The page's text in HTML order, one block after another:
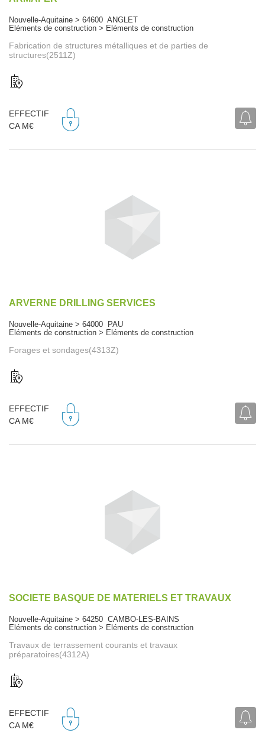
Nouvelle-Aquitaine > 64600 ANGLET
Eléments de construction > Eléments de construction
Fabrication de structures métalliques et de parties de
structures(2511Z)
EFFECTIF
CA M€
ARVERNE DRILLING SERVICES
Nouvelle-Aquitaine > 64000 PAU
Eléments de construction > Eléments de construction
Forages et sondages(4313Z)
EFFECTIF
CA M€
SOCIETE BASQUE DE MATERIELS ET TRAVAUX
Nouvelle-Aquitaine > 64250 CAMBO-LES-BAINS
Eléments de construction > Eléments de construction
Travaux de terrassement courants et travaux
préparatoires(4312A)
EFFECTIF
CA M€